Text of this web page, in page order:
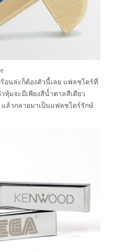
อนล่ะก็ต้องตัวนี้เลย แฟลชไดร์ที่
หุ้มจะมีเพียงสีน้ำตาลสีเดียว
ล้วกลายมาเป็นแฟลชไดร์รักษ์